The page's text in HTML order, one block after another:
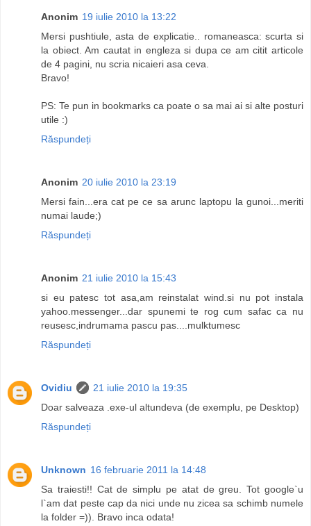
Anonim 19 iulie 2010 la 13:22
Mersi pushtiule, asta de explicatie.. romaneasca: scurta si
la obiect. Am cautat in engleza si dupa ce am citit articole
de 4 pagini, nu scria nicaieri asa ceva.
Bravo!
PS: Te pun in bookmarks ca poate o sa mai ai si alte posturi
utile :)
Răspundeți
Anonim 20 iulie 2010 la 23:19
Mersi fain...era cat pe ce sa arunc laptopu la gunoi...meriti
numai laude;)
Răspundeți
Anonim 21 iulie 2010 la 15:43
si eu patesc tot asa,am reinstalat wind.si nu pot instala
yahoo.messenger...dar spunemi te rog cum safac ca nu
reusesc,indrumama pascu pas....mulktumesc
Răspundeți
Ovidiu
21 iulie 2010 la 19:35
Doar salveaza .exe-ul altundeva (de exemplu, pe Desktop)
Răspundeți
Unknown 16 februarie 2011 la 14:48
Sa traiesti!! Cat de simplu pe atat de greu. Tot google`u
l`am dat peste cap da nici unde nu zicea sa schimb numele
la folder =)). Bravo inca odata!